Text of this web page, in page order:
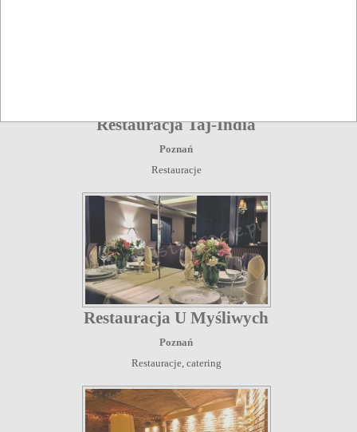
Restauracja Taj-India
Poznań
Restauracje
Restauracja U Myśliwych
Poznań
Restauracje, catering